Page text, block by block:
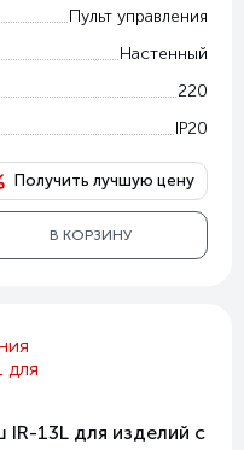
Пульт управления
Настенный
220
IP20
Получить лучшую цену
В КОРЗИНУ
IR-13L для изделий с